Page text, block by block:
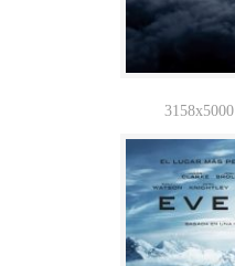
3158x5000